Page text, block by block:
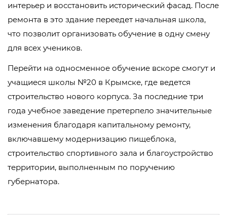
интерьер и восстановить исторический фасад. После
ремонта в это здание переедет начальная школа,
что позволит организовать обучение в одну смену
для всех учеников.
Перейти на односменное обучение вскоре смогут и
учащиеся школы №20 в Крымске, где ведется
строительство нового корпуса. За последние три
года учебное заведение претерпело значительные
изменения благодаря капитальному ремонту,
включавшему модернизацию пищеблока,
строительство спортивного зала и благоустройство
территории, выполненным по поручению
губернатора.